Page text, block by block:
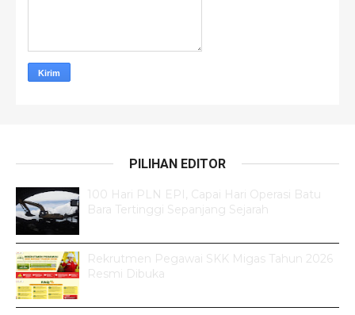
PILIHAN EDITOR
100 Hari PLN EPI, Capai Hari Operasi Batu
Bara Tertinggi Sepanjang Sejarah
Rekrutmen Pegawai SKK Migas Tahun 2026
Resmi Dibuka